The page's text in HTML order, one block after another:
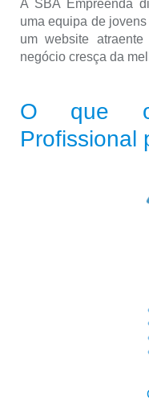
A SBA Empreenda
uma equipa de
um website
negócio cresça da
O que o
Profissional